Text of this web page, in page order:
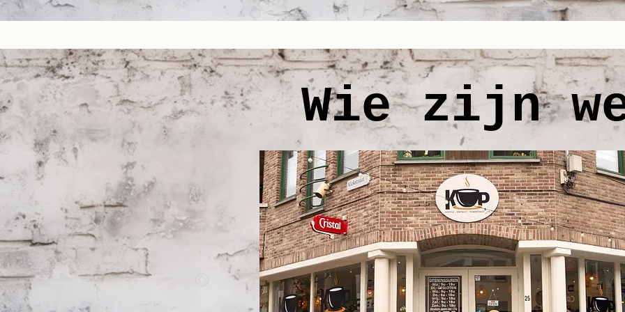
Wie zijn